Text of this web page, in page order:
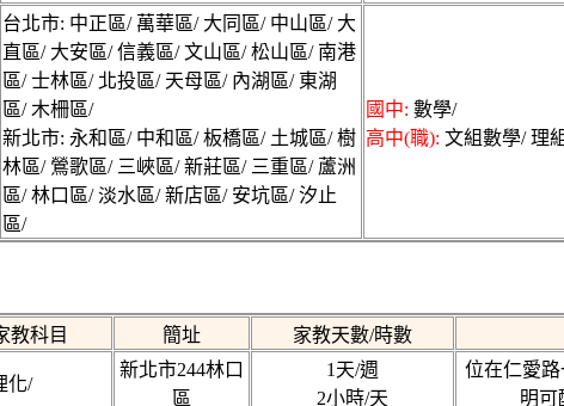
台北市: 中正區/ 萬華區/ 大同區/ 中山區/ 大
直區/ 大安區/ 信義區/ 文山區/ 松山區/ 南港
區/ 士林區/ 北投區/ 天母區/ 內湖區/ 東湖
區/ 木柵區/
新北市: 永和區/ 中和區/ 板橋區/ 土城區/ 樹
林區/ 鶯歌區/ 三峽區/ 新莊區/ 三重區/ 蘆洲
區/ 林口區/ 淡水區/ 新店區/ 安坑區/ 汐止
區/
國中: 數學/
高中(職): 文組數學/ 理
教科目 簡址 家教天數/時數
化/
新北市244林口
區
1天/週
2小時/天
位在仁愛
明可